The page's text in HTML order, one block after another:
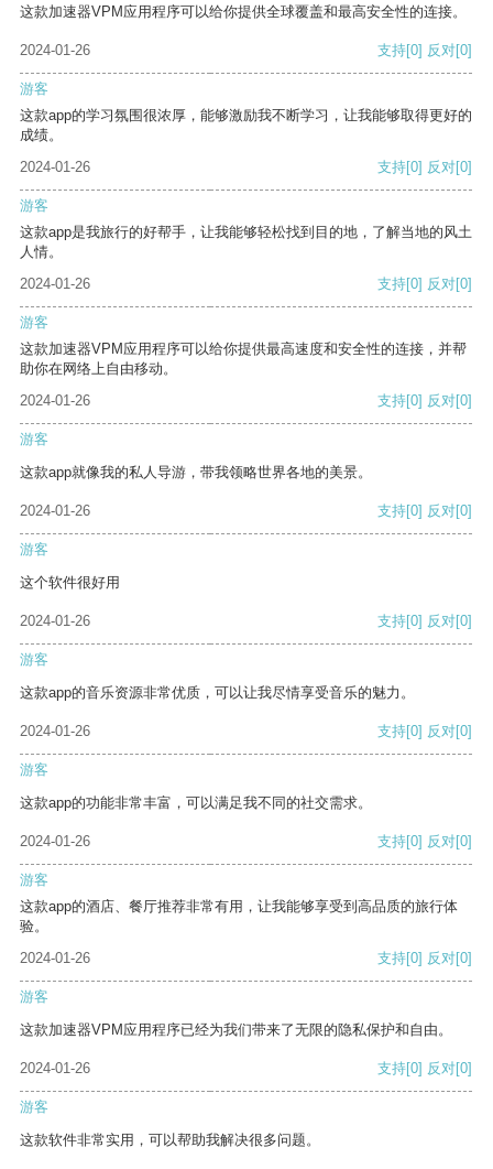
这款加速器VPM应用程序可以给你提供全球覆盖和最高安全性的连接。
2024-01-26 支持[0] 反对[0]
游客
这款app的学习氛围很浓厚，能够激励我不断学习，让我能够取得更好的
成绩。
2024-01-26
支持[0] 反对[0]
游客
这款app是我旅行的好帮手，让我能够轻松找到目的地，了解当地的风土
人情。
2024-01-26
支持[0] 反对[0]
游客
这款加速器VPM应用程序可以给你提供最高速度和安全性的连接，并帮
助你在网络上自由移动。
2024-01-26
支持[0] 反对[0]
游客
这款app就像我的私人导游，带我领略世界各地的美景。
2024-01-26 支持[0] 反对[0]
游客
这个软件很好用
2024-01-26 支持[0] 反对[0]
游客
这款app的音乐资源非常优质，可以让我尽情享受音乐的魅力。
2024-01-26 支持[0] 反对[0]
游客
这款app的功能非常丰富，可以满足我不同的社交需求。
2024-01-26 支持[0] 反对[0]
游客
这款app的酒店、餐厅推荐非常有用，让我能够享受到高品质的旅行体
验。
2024-01-26
支持[0] 反对[0]
游客
这款加速器VPM应用程序已经为我们带来了无限的隐私保护和自由。
2024-01-26 支持[0] 反对[0]
游客
这款软件非常实用，可以帮助我解决很多问题。